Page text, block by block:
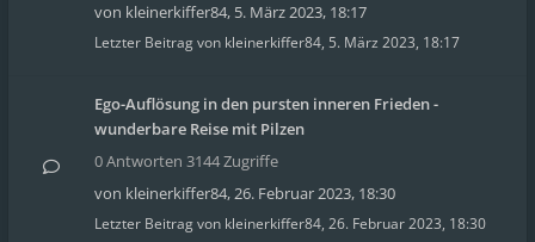
von kleinerkiffer84, 5. März 2023, 18:17
Letzter Beitrag von kleinerkiffer84, 5. März 2023, 18:17
Ego-Auflösung in den pursten inneren Frieden -
wunderbare Reise mit Pilzen
0 Antworten 3144 Zugriffe
von kleinerkiffer84,26. Februar 2023, 18:30
Letzter Beitrag von kleinerkiffer84, 26. Februar 2023, 18:30